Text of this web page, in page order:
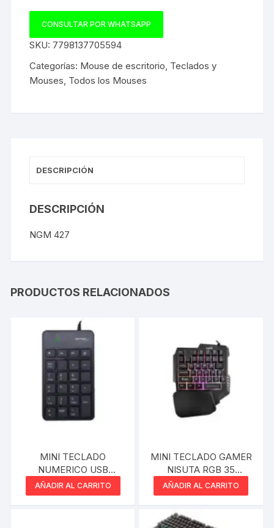
CONSULTAR POR WHATSAPP
SKU: 7798137705594
Categorías: Mouse de escritorio Teclados y
Mouses Todos los Mouses
DESCRIPCIÓN
DESCRIPCIÓN
NGM 427
PRODUCTOS RELACIONADOS
MINI TECLADO
NUMERICO USB
NETMAK
AÑADIR AL CARRITO
MINI TECLADO GAMER
NISUTA RGB 35
TECLAS
AÑADIR AL CARRITO